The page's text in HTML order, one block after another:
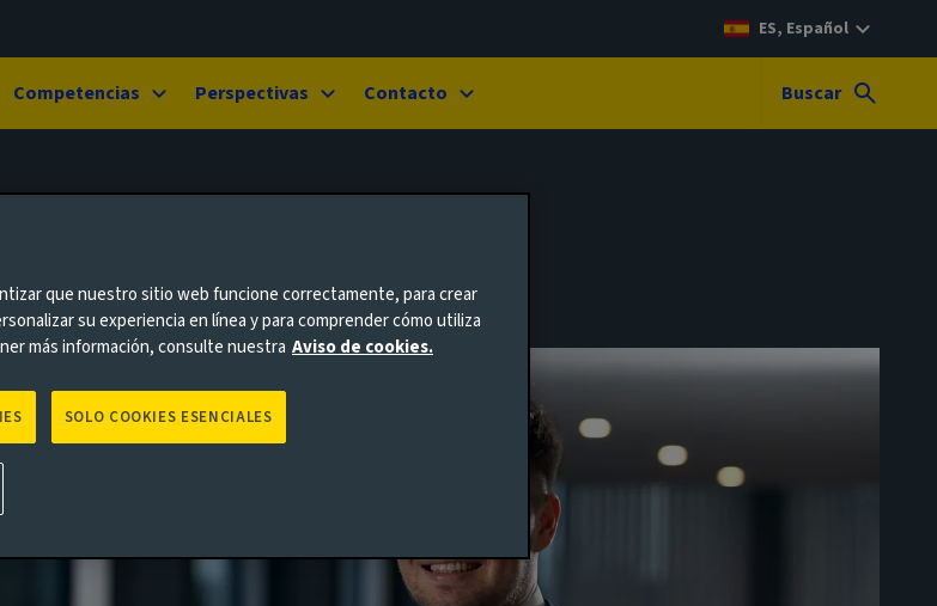
ES, Español
Competencias Perspectivas Contacto Buscar
que nuestro sitio web funcione correctamente, para crear
su experiencia en línea y para comprender cómo utiliza
más información, consulte nuestra Aviso de cookies.
SOLO COOKIES ESENCIALES